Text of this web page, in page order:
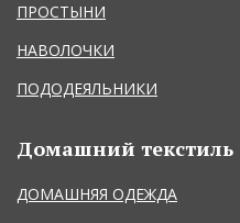
ПРОСТЫНИ
НАВОЛОЧКИ
ПОДОДЕЯЛЬНИКИ
Домашний текстиль
ДОМАШНЯЯ ОДЕЖДА